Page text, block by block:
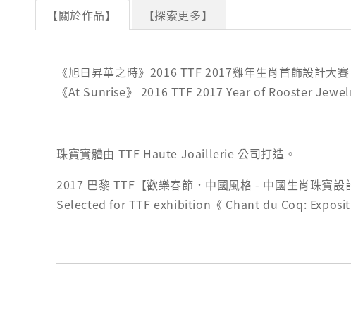
【關於作品】 【探索更多】
《旭日昇華之時》2016 TTF 2017雞年生肖首飾設計大
《At Sunrise》 2016 TTF 2017 Year of Rooster
珠寶實體由 TTF Haute Joaillerie 公司打造。
2017 巴黎 TTF【歡樂春節．中國風格 - 中國生肖珠寶設
Selected for TTF exhibition《 Chant du Coq: